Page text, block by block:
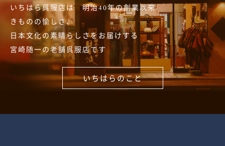
いちはら呉服店は 明治40年の創業以来
きものの愉しさ、
日本文化の素晴らしさをお届けする
宮崎随一の老舗呉服店です
いちはらのこと